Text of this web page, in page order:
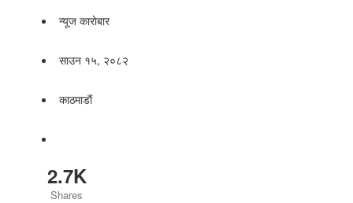
न्यूज काराेबार
साउन १५, २०८२
काठमाडाैं
2.7K
Shares